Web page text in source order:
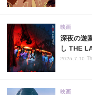
深夜の遊
し THE
映画
2025.7.10
映画